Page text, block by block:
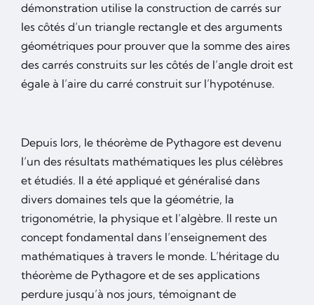
démonstration utilise la construction de carrés sur
les côtés d’un triangle rectangle et des arguments
géométriques pour prouver que la somme des aires
des carrés construits sur les côtés de l’angle droit est
égale à l’aire du carré construit sur l’hypoténuse.
Depuis lors, le théorème de Pythagore est devenu
l’un des résultats mathématiques les plus célèbres
et étudiés. Il a été appliqué et généralisé dans
divers domaines tels que la géométrie, la
trigonométrie, la physique et l’algèbre. Il reste un
concept fondamental dans l’enseignement des
mathématiques à travers le monde. L’héritage du
théorème de Pythagore et de ses applications
perdure jusqu’à nos jours, témoignant de